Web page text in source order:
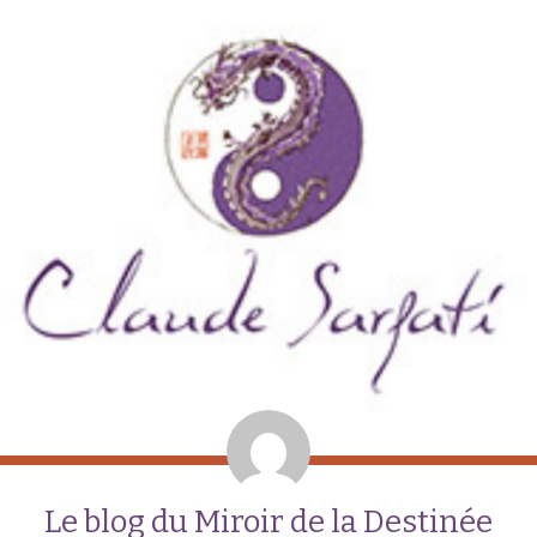
Le blog du Miroir de la Destinée